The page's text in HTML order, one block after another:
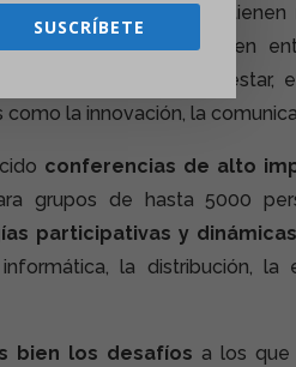
de nuestro equipo tienen
ofreciendo formación en
para potenciar el
como la innovación, la
conferencias de alto
grupos de hasta 5000
participativas y dinámicas
informática, la distribución,
bien los desafíos a los que
SUSCRÍBETE